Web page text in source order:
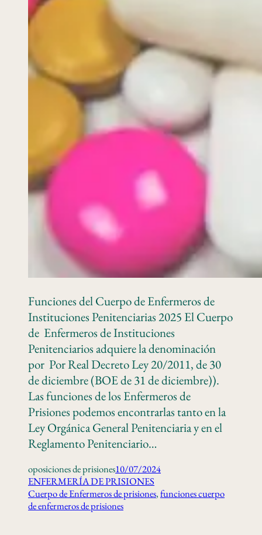
Funciones del Cuerpo de Enfermeros de
Instituciones Penitenciarias 2025 El Cuerpo
de Enfermeros de Instituciones
Penitenciarios adquiere la denominación
por Por Real Decreto Ley 20/2011, de 30
de diciembre (BOE de 31 de diciembre)).
Las funciones de los Enfermeros de
Prisiones podemos encontrarlas tanto en la
Ley Orgánica General Penitenciaria y en el
Reglamento Penitenciario…
oposiciones de prisiones10/07/2024
ENFERMERÍA DE PRISIONES
Cuerpo de Enfermeros de prisiones, funciones cuerpo
de enfermeros de prisiones